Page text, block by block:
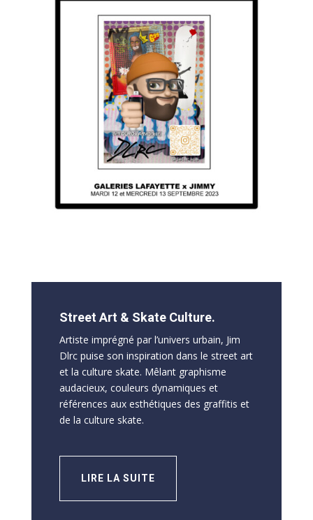
Street Art & Skate Culture.
Artiste imprégné par l’univers urbain, Jim
Dlrc puise son inspiration dans le street art
et la culture skate. Mêlant graphisme
audacieux, couleurs dynamiques et
références aux esthétiques des graffitis et
de la culture skate.
LIRE LA SUITE